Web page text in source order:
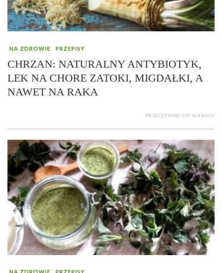
NA ZDROWIE PRZEPISY
CHRZAN: NATURALNY ANTYBIOTYK,
LEK NA CHORE ZATOKI, MIGDAŁKI, A
NAWET NA RAKA
PRZECZYTANO 197 424 RAZY
NA ZDROWIE PRZEPISY